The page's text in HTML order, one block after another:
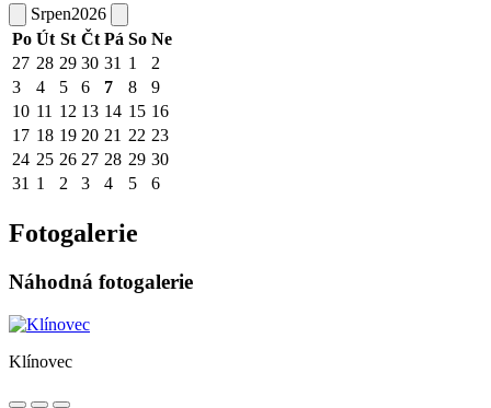
Srpen2026
Po Út St Čt Pá So Ne
27 28 29 30 31 1
2
3
4 5 6 7 8
9
10 11 12 13 14 15 16
17 18 19 20 21 22 23
24 25 26 27 28 29 30
31 1 2 3 4 5 6
Fotogalerie
Náhodná fotogalerie
Klínovec